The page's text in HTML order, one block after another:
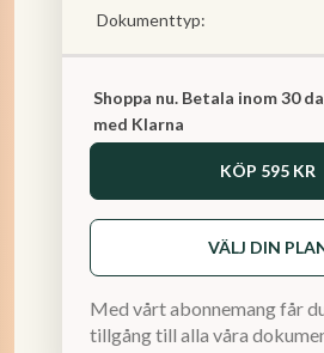
Dokumenttyp:
Shoppa nu. Betala inom 30
med Klarna
KÖP 595 KR
VÄLJ DIN
Med vårt abonnemang får
tillgång till alla våra